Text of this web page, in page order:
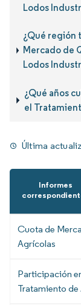
Lodos
¿Qué región
Mercado de
Lodos
¿Qué años
el
Última
Informes
Cuota de
Agrícolas
Participación
Tratamiento de